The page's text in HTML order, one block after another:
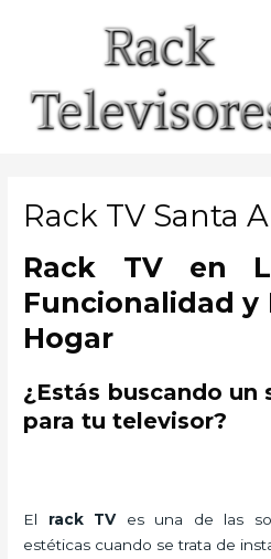
Rack TV Santa
Rack TV en
Funcionalidad y
Hogar
¿Estás buscando
para tu televisor?
El rack TVes una de las
estéticas cuando se trata de